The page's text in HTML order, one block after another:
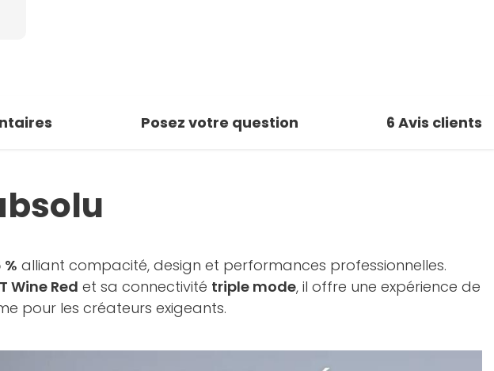
Posez votre question 6 Avis clients
% alliant compacité, design et performances professionnelles.
Wine Red et sa connectivité triple mode, il offre une expérience de
pour les créateurs exigeants.